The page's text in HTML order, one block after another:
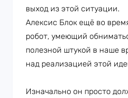
выход из этой ситуации.
Алексис Блок ещё во
робот, умеющий
полезной штукой в наше
над реализацией этой
Изначально он просто